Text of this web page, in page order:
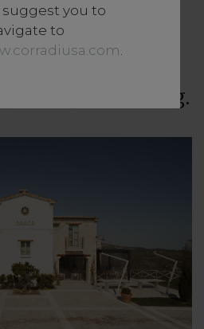
suggest you to
to
.
van de outdoor
wat je moet
beleving.